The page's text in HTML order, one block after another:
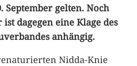
September gelten. Noch
dagegen eine Klage des
anhängig.
Nidda-Knie